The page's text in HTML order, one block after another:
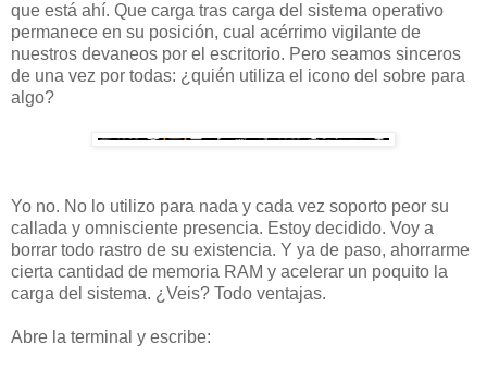
que está ahí. Que carga tras carga del sistema operativo
permanece en su posición, cual acérrimo vigilante de
nuestros devaneos por el escritorio. Pero seamos sinceros
de una vez por todas: ¿quién utiliza el icono del sobre para
algo?
Yo no. No lo utilizo para nada y cada vez soporto peor su
callada y omnisciente presencia. Estoy decidido. Voy a
borrar todo rastro de su existencia. Y ya de paso, ahorrarme
cierta cantidad de memoria RAM y acelerar un poquito la
carga del sistema. ¿Veis? Todo ventajas.
Abre la terminal y escribe: